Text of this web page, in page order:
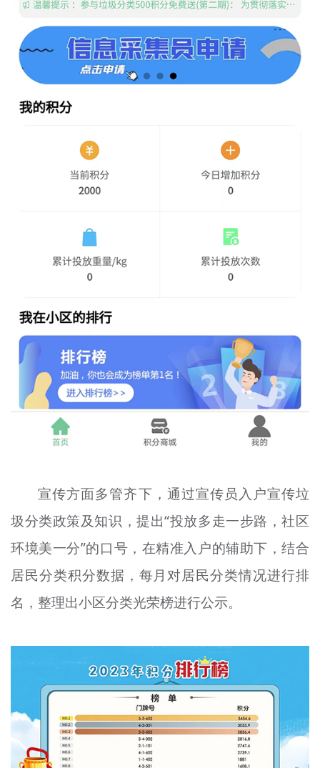
宣传方面多管齐下，通过宣传员入户宣传垃
圾分类政策及知识，提出“投放多走一步路，社区
环境美一分”的口号，在精准入户的辅助下，结合
居民分类积分数据，每月对居民分类情况进行排
名，整理出小区分类光荣榜进行公示。